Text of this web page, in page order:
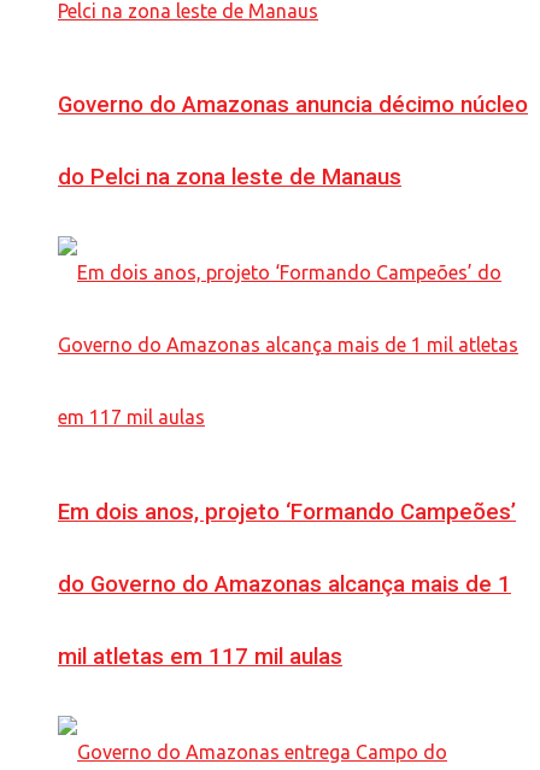
Governo do Amazonas anuncia décimo núcleo
do Pelci na zona leste de Manaus
Em dois anos, projeto ‘Formando Campeões’
do Governo do Amazonas alcança mais de 1
mil atletas em 117 mil aulas